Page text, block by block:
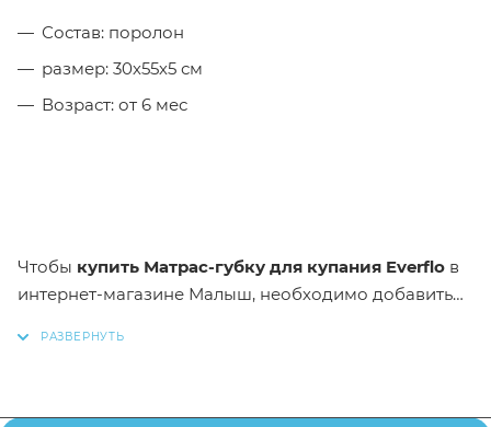
Состав: поролон
размер: 30х55х5 см
Возраст: от 6 мес
Чтобы купить Матрас-губку для купания Everflo в
интернет-магазине Малыш, необходимо добавить